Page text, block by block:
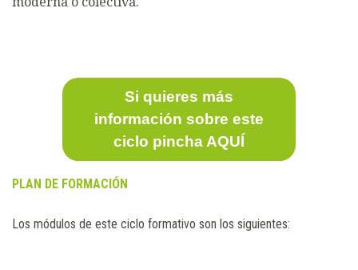
Si quieres más
información sobre este
ciclo pincha AQUÍ
PLAN DE FORMACIÓN
Los módulos de este ciclo formativo son los siguientes: